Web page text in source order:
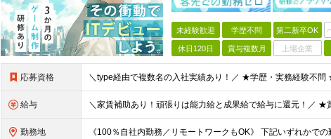
未経験歓迎 学歴不問 第二新卒OK
休日120日 賞与複数月 上場企業
応募資格
給与
勤務地